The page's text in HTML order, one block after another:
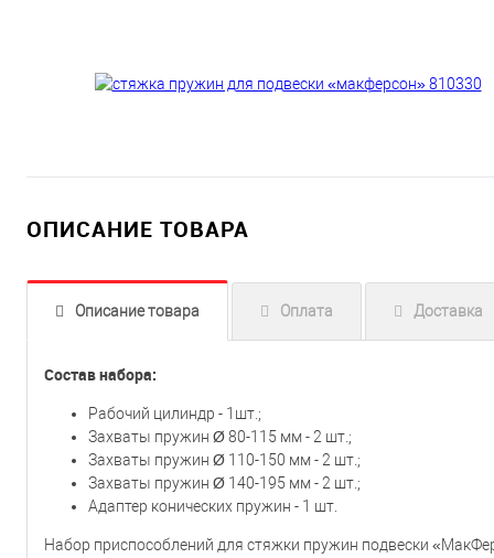
ОПИСАНИЕ ТОВАРА
Описание товара Оплата Доставка
Состав набора:
Рабочий цилиндр - 1шт.;
Захваты пружин Ø 80-115 мм - 2 шт.;
Захваты пружин Ø 110-150 мм - 2 шт.;
Захваты пружин Ø 140-195 мм - 2 шт.;
Адаптер конических пружин - 1 шт.
Набор приспособлений для стяжки пружин подвески